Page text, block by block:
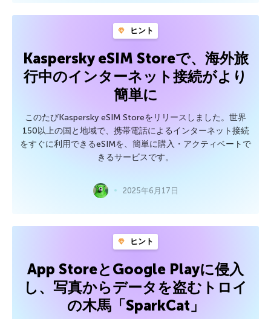
ヒント
Kaspersky eSIM Storeで、海外旅
行中のインターネット接続がより
簡単に
このたびKaspersky eSIM Storeをリリースしました。世界
150以上の国と地域で、携帯電話によるインターネット接続
をすぐに利用できるeSIMを、簡単に購入・アクティベートで
きるサービスです。
2025年6月17日
ヒント
App StoreとGoogle Playに侵入
し、写真からデータを盗むトロイ
の木馬「SparkCat」